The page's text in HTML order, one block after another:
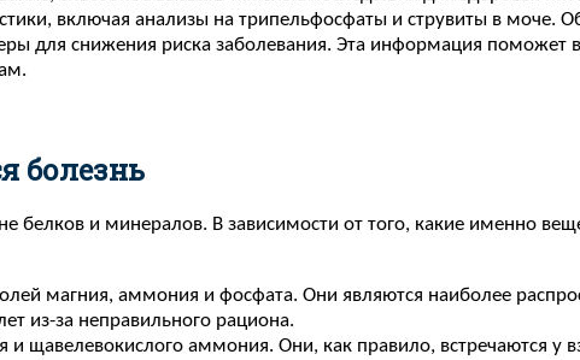
включая анализы на трипельфосфаты и струвиты в моче.
для снижения риска заболевания. Эта информация поможет
болезнь
белков и минералов. В зависимости от того, какие именно
магния, аммония и фосфата. Они являются наиболее
из-за неправильного рациона.
щавелевокислого аммония. Они, как правило, встречаются у